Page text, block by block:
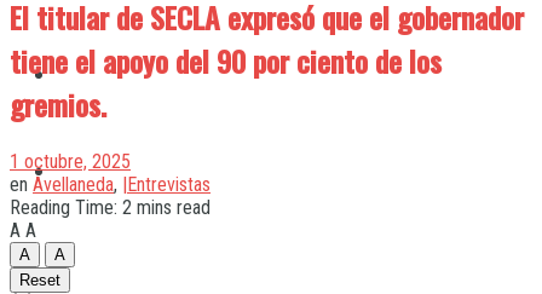
Quilmes
Varela
El titular de SECLA expresó que el gobernador
tiene el apoyo del 90 por ciento de los
gremios.
1 octubre, 2025
en Avellaneda, |Entrevistas
Reading Time: 2 mins read
A A
A
A
Reset